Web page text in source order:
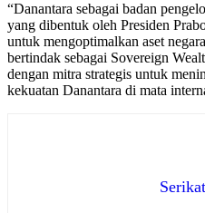
“Danantara sebagai badan
yang dibentuk oleh Presiden
untuk mengoptimalkan aset
bertindak sebagai Sovereign
dengan mitra strategis untuk
kekuatan Danantara di mata